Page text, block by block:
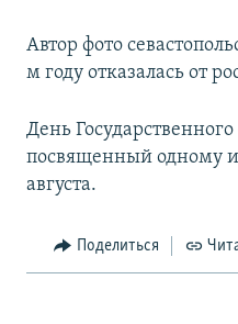
Автор фото
м году отказалась от
День
посвященный одному
августа.
Поделиться